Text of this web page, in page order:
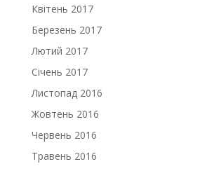
Квітень 2017
Березень 2017
Лютий 2017
Січень 2017
Листопад 2016
Жовтень 2016
Червень 2016
Травень 2016